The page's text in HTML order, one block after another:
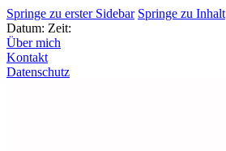
Springe zu erster Sidebar Springe zu Inhalt
Datum: Zeit:
Über mich
Kontakt
Datenschutz